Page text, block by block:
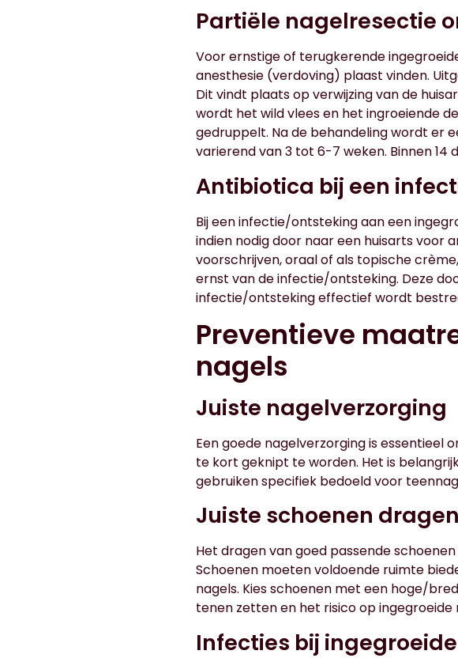
Partiële nagelresectie
Voor ernstige of terugkerende
anesthesie (verdoving) plaast vinden.
Dit vindt plaats op verwijzing van de
wordt het wild vlees en het ingroeiende
gedruppelt. Na de behandeling wordt er
varierend van 3 tot 6-7 weken. Binnen
Antibiotica bij een
Bij een infectie/ontsteking aan een
indien nodig door naar een huisarts voor
voorschrijven, oraal of als topische
ernst van de infectie/ontsteking. Deze
infectie/ontsteking effectief wordt
Preventieve
nagels
Juiste nagelverzorging
Een goede nagelverzorging is essentieel
te kort geknipt te worden. Het is
gebruiken specifiek bedoeld voor
Juiste schoenen dragen
Het dragen van goed passende
Schoenen moeten voldoende ruimte
nagels. Kies schoenen met een hoge/
tenen zetten en het risico op ingegroeide
Infecties bij